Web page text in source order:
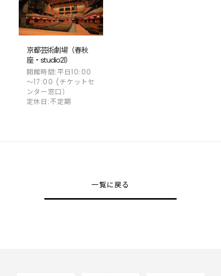
京都芸術劇場（春秋
座・studio21）
開館時間:平日10:00
～17:00 (チケットセ
ンター窓口）
定休日:不定期
一覧に戻る